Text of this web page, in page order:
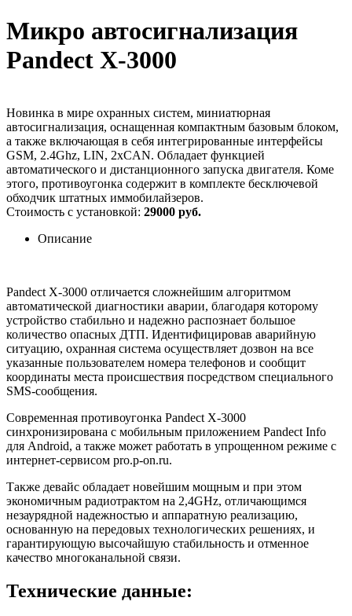
Микро автосигнализация
Pandect X-3000
Новинка в мире охранных систем, миниатюрная
автосигнализация, оснащенная компактным базовым блоком,
а также включающая в себя интегрированные интерфейсы
GSM, 2.4Ghz, LIN, 2xCAN. Обладает функцией
автоматического и дистанционного запуска двигателя. Коме
этого, противоугонка содержит в комплекте бесключевой
обходчик штатных иммобилайзеров.
Стоимость с установкой: 29000 руб.
Описание
Pandect X-3000 отличается сложнейшим алгоритмом
автоматической диагностики аварии, благодаря которому
устройство стабильно и надежно распознает большое
количество опасных ДТП. Идентифицировав аварийную
ситуацию, охранная система осуществляет дозвон на все
указанные пользователем номера телефонов и сообщит
координаты места происшествия посредством специального
SMS-сообщения.
Современная противоугонка Pandect X-3000
синхронизирована с мобильным приложением Pandect Info
для Android, а также может работать в упрощенном режиме с
интернет-сервисом pro.p-on.ru.
Также девайс обладает новейшим мощным и при этом
экономичным радиотрактом на 2,4GHz, отличающимся
незаурядной надежностью и аппаратную реализацию,
основанную на передовых технологических решениях, и
гарантирующую высочайшую стабильность и отменное
качество многоканальной связи.
Технические данные: